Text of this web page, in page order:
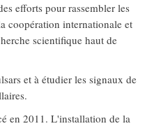
efforts pour rassembler les
coopération internationale et
scientifique haut de
et à étudier les signaux de
en 2011. L'installation de la